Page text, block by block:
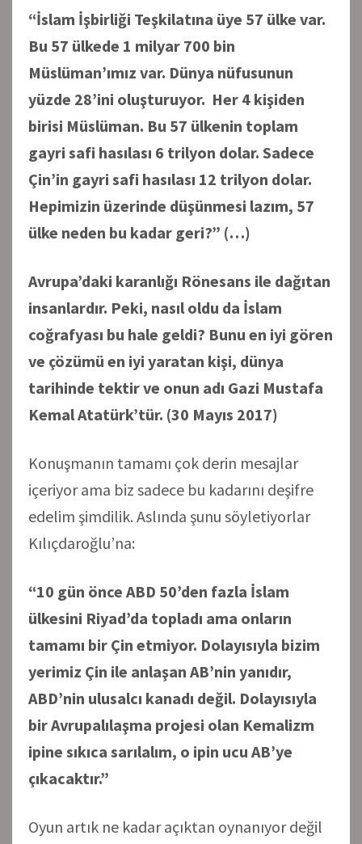
“İslam İşbirliği Teşkilatına üye 57 ülke var.
Bu 57 ülkede 1 milyar 700 bin
Müslüman’ımız var. Dünya nüfusunun
yüzde 28’ini oluşturuyor. Her 4 kişiden
birisi Müslüman. Bu 57 ülkenin toplam
gayri safi hasılası 6 trilyon dolar. Sadece
Çin’in gayri safi hasılası 12 trilyon dolar.
Hepimizin üzerinde düşünmesi lazım, 57
ülke neden bu kadar geri?” (…)
Avrupa’daki karanlığı Rönesans ile dağıtan
insanlardır. Peki, nasıl oldu da İslam
coğrafyası bu hale geldi? Bunu en iyi gören
ve çözümü en iyi yaratan kişi, dünya
tarihinde tektir ve onun adı Gazi Mustafa
Kemal Atatürk’tür. (30 Mayıs 2017)
Konuşmanın tamamı çok derin mesajlar
içeriyor ama biz sadece bu kadarını deşifre
edelim şimdilik. Aslında şunu söyletiyorlar
Kılıçdaroğlu’na:
“10 gün önce ABD 50’den fazla İslam
ülkesini Riyad’da topladı ama onların
tamamı bir Çin etmiyor. Dolayısıyla bizim
yerimiz Çin ile anlaşan AB’nin yanıdır,
ABD’nin ulusalcı kanadı değil. Dolayısıyla
bir Avrupalılaşma projesi olan Kemalizm
ipine sıkıca sarılalım, o ipin ucu AB’ye
çıkacaktır.”
Oyun artık ne kadar açıktan oynanıyor değil